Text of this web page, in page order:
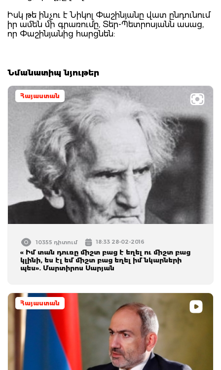
Իսկ թե ինչու է Նիկոլ Փաշինյանը վատ ընդունում
իր ամեն մի գրառումը, Տեր-Պետրոսյանն ասաց,
որ Փաշինյանից հարցնեն:
Նմանատիպ նյութեր
Հայաստան
10355 դիտում 18:33 28-02-2016
« Իմ տան դուռը միշտ բաց է եղել ու միշտ բաց
կլինի, ես էլ եմ միշտ բաց եղել իմ նկարների
պես». Մարտիրոս Սարյան
Հայաստան